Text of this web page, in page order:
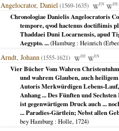
Angelocrator, Daniel(1569-1635) EN DE
Chronologiae Danielis Angelocratoris
tempore, qvod hactenus doctißimis
Thaddaei Duni Locarnensis, apud
Aegypto. ...(Hamburg : Heinrich
Arndt, Johann(1555-1621) DE EN
Vier Bücher Vom Wahren
und wahrem Glauben, auch
Autoris Merkwürdigen Lebens-
Anhang ... Des Fünften und
ist gegenwärtigem Druck auch ...
... Paradies-Gärtlein; Nebst allen
bey Hamburg : Holle, 1724)